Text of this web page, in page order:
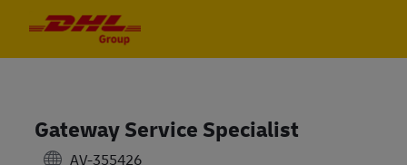
Gateway Service Specialist
AV-355426